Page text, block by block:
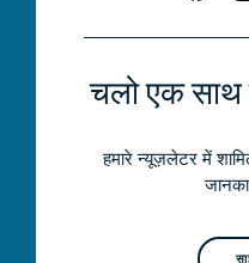
चलो एक साथ
हमारे न्यूज़लेटर में